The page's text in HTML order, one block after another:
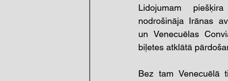
Lidojumam
nodrošināja Irānas
un Venecuēlas
biļetes atklātā
Bez tam Venecuēlā